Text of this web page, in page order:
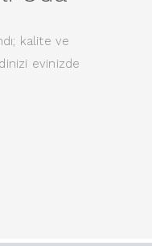
kalite ve
evinizde